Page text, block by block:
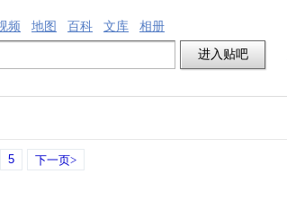
频 地图 百科 文库 相册
5 下一页>